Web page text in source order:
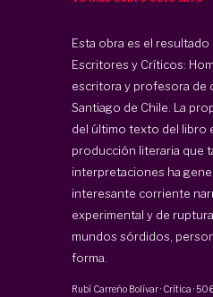
Esta obra es el
Escritores y Críticos:
escritora y profesora de
Santiago de Chile. La
del último texto del libro
producción literaria que
interpretaciones ha
interesante corriente
experimental y de
mundos sórdidos,
forma.
Rubí Carreño Bolívar· Crítica ·